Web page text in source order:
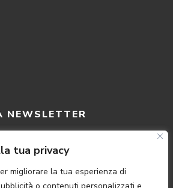
tua privacy
migliorare la tua esperienza di
ricevere le nostre ultime novità,